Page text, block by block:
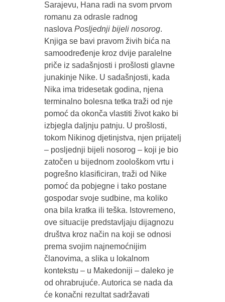
Sarajevu, Hana radi na svom prvom
romanu za odrasle radnog
naslova Posljednji bijeli nosorog.
Knjiga se bavi pravom živih bića na
samoodređenje kroz dvije paralelne
priče iz sadašnjosti i prošlosti glavne
junakinje Nike. U sadašnjosti, kada
Nika ima tridesetak godina, njena
terminalno bolesna tetka traži od nje
pomoć da okonča vlastiti život kako bi
izbjegla daljnju patnju. U prošlosti,
tokom Nikinog djetinjstva, njen prijatelj
– posljednji bijeli nosorog – koji je bio
zatočen u bijednom zoološkom vrtu i
pogrešno klasificiran, traži od Nike
pomoć da pobjegne i tako postane
gospodar svoje sudbine, ma koliko
ona bila kratka ili teška. Istovremeno,
ove situacije predstavljaju dijagnozu
društva kroz način na koji se odnosi
prema svojim najnemoćnijim
članovima, a slika u lokalnom
kontekstu – u Makedoniji – daleko je
od ohrabrujuće. Autorica se nada da
će konačni rezultat sadržavati